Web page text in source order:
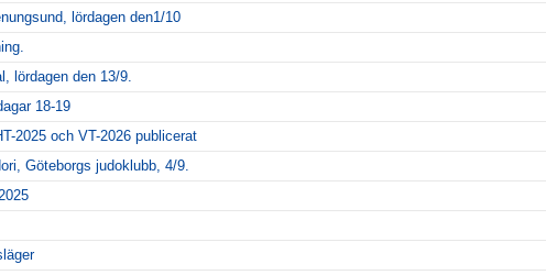
lördagen den1/10
lördagen den 13/9.
18-19
2025 och VT-2026 publicerat
Göteborgs judoklubb, 4/9.